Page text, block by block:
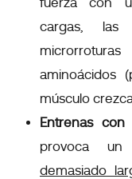
cargas, las
aminoácidos
músculo
Entrenas
provoca
demasiado